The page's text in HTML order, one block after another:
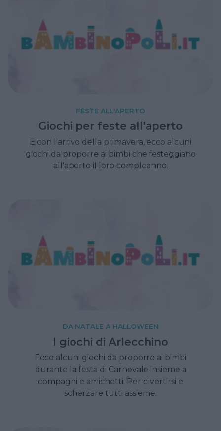
FESTE ALL'APERTO
Giochi per feste all'aperto
E con l'arrivo della primavera, ecco alcuni
giochi da proporre ai bimbi che festeggiano
all'aperto il loro compleanno.
DA NATALE A HALLOWEEN
I giochi di Arlecchino
Ecco alcuni giochi da proporre ai bimbi
durante la festa di Carnevale insieme a
compagni e amichetti. Per divertirsi e
scherzare tutti assieme.